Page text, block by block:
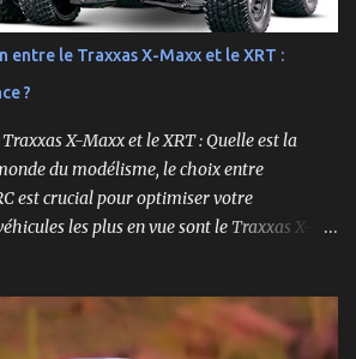
côté, la version RTR (Ready to Run),
De l'autre, la version "Roller", un
mais livré sans aucune électronique : ni
ni batterie. ...
entre le Traxxas X-Maxx et le XRT :
?
X-Maxx et le XRT : Quelle est la
du modélisme, le choix entre
est crucial pour optimiser votre
les plus en vue sont le Traxxas X-
explore en profondeur les principales
et le XRT. Design et Structure Le design